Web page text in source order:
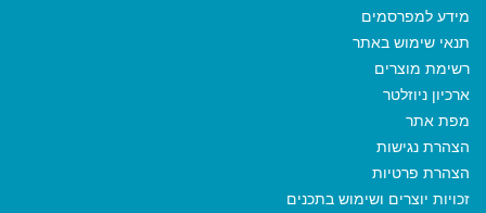
מידע למפרסמים
תנאי שימוש באתר
רשימת מוצרים
ארכיון ניוזלטר
מפת אתר
הצהרת נגישות
הצהרת פרטיות
זכויות יוצרים ושימוש בתכנים